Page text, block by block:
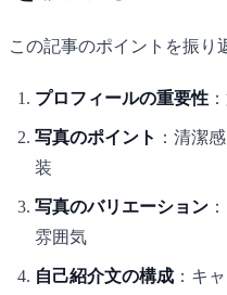
この記事のポイントを振り
プロフィールの重要性
写真のポイント ：清潔
装
写真のバリエーション
雰囲気
自己紹介文の構成 ：キ